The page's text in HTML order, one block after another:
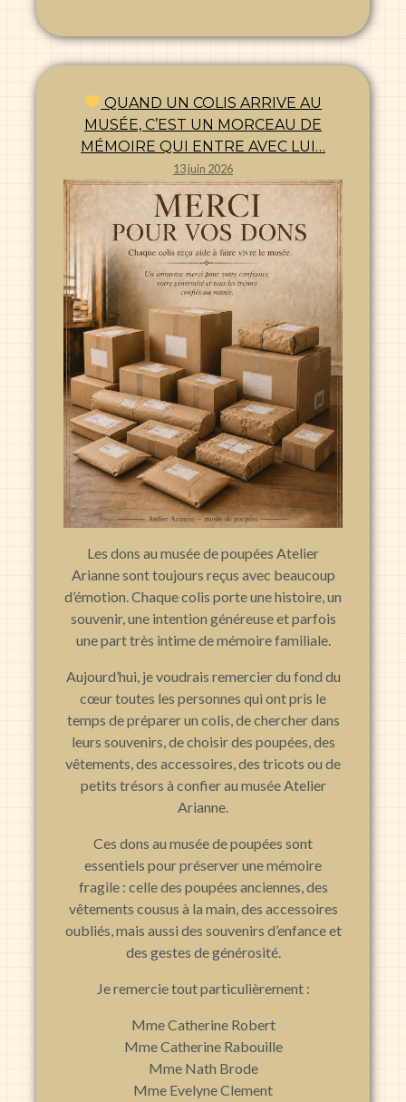
QUAND UN COLIS ARRIVE AU
MUSÉE, C’EST UN MORCEAU DE
MÉMOIRE QUI ENTRE AVEC LUI…
13 juin 2026
Les dons au musée de poupées Atelier
Arianne sont toujours reçus avec beaucoup
d’émotion. Chaque colis porte une histoire, un
souvenir, une intention généreuse et parfois
une part très intime de mémoire familiale.
Aujourd’hui, je voudrais remercier du fond du
cœur toutes les personnes qui ont pris le
temps de préparer un colis, de chercher dans
leurs souvenirs, de choisir des poupées, des
vêtements, des accessoires, des tricots ou de
petits trésors à confier au musée Atelier
Arianne.
Ces dons au musée de poupées sont
essentiels pour préserver une mémoire
fragile : celle des poupées anciennes, des
vêtements cousus à la main, des accessoires
oubliés, mais aussi des souvenirs d’enfance et
des gestes de générosité.
Je remercie tout particulièrement :
Mme Catherine Robert
Mme Catherine Rabouille
Mme Nath Brode
Mme Evelyne Clement